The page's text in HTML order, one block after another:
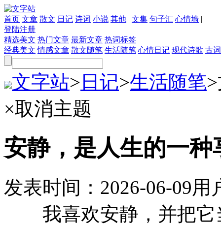
首页 文章 散文 日记 诗词 小说 其他 | 文集 句子汇 心情墙 |
登陆注册
精选美文 热门文章 最新文章 热词标签
经典美文 情感文章 散文随笔 生活随笔 心情日记 现代诗歌 古
文字站> 日记>生活随笔>
×取消主题
安静，是人生的一种
发表时间： 2026-06-09用
我喜欢安静，并把它